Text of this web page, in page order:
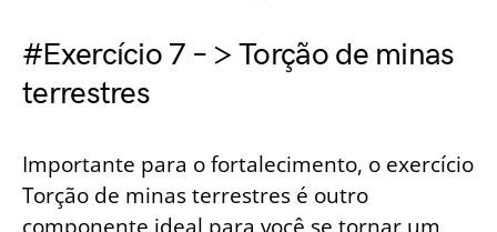
#Exercício 7 – > Torção de minas
terrestres
Importante para o fortalecimento, o exercício
Torção de minas terrestres é outro
componente ideal para você se tornar um